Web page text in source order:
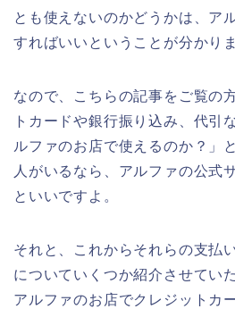
とも使えないのかどうかは、ア
すればいいということが分かり
なので、こちらの記事をご覧の
トカードや銀行振り込み、代引
ルファのお店で使えるのか？」
人がいるなら、アルファの公式
といいですよ。
それと、これからそれらの支払
についていくつか紹介させてい
アルファのお店でクレジットカ